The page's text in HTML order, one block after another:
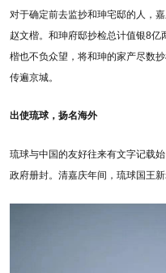
对于确定前去监抄和珅宅邸的人，
赵文楷。和珅府邸抄检总计值银8
楷也不负众望，将和珅的家产尽数
传遍京城。
出使琉球，扬名海外
琉球与中国的友好往来有文字记载
政府册封。清嘉庆年间，琉球国王